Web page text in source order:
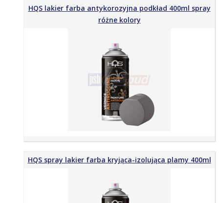
HQS lakier farba antykorozyjna podkład 400ml spray
różne kolory
HQS spray lakier farba kryjąca-izolująca plamy 400ml